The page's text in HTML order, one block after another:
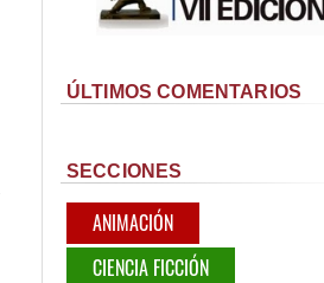
ÚLTIMOS COMENTARIOS
SECCIONES
ANIMACIÓN
CIENCIA FICCIÓN